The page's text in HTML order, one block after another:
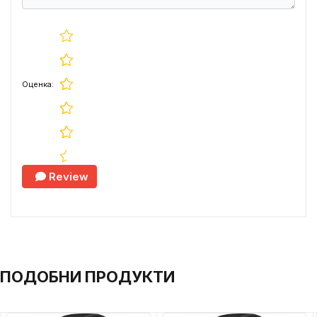
Оценка:
Review
ПОДОБНИ ПРОДУКТИ